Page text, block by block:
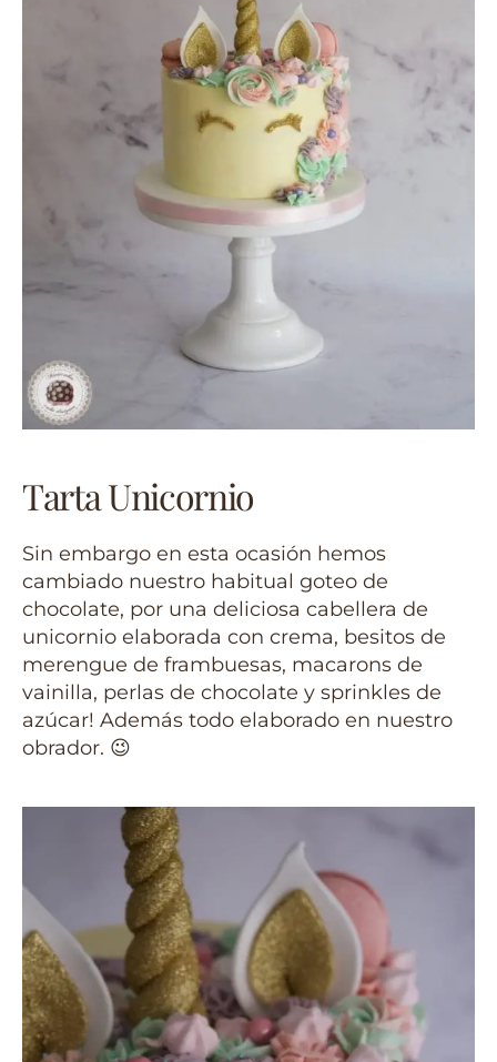
Tarta Unicornio
Sin embargo en esta ocasión hemos
cambiado nuestro habitual goteo de
chocolate, por una deliciosa cabellera de
unicornio elaborada con crema, besitos de
merengue de frambuesas, macarons de
vainilla, perlas de chocolate y sprinkles de
azúcar! Además todo elaborado en nuestro
obrador. 😉